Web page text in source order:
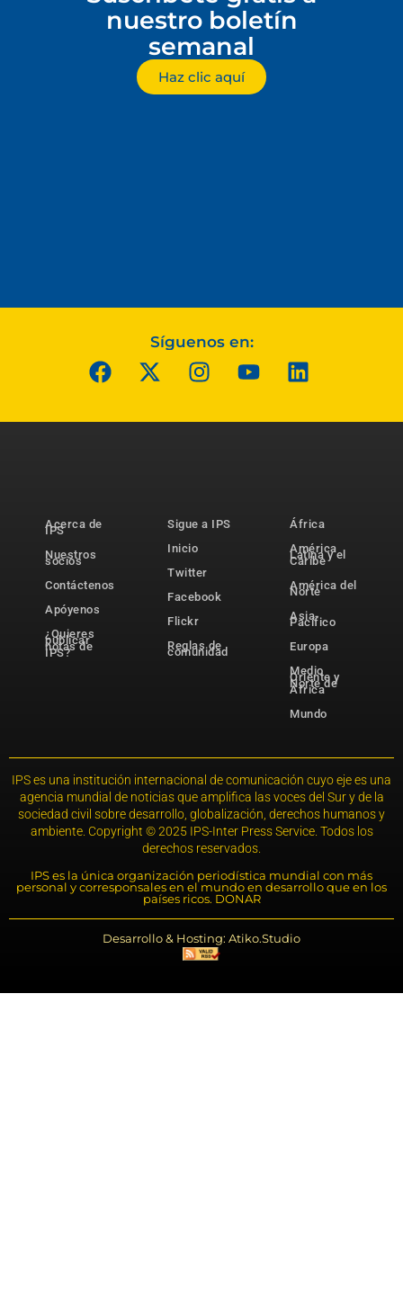
nuestro boletín
semanal
Haz clic aquí
Síguenos en:
Acerca de
IPS
Nuestros
socios
Contáctenos
Apóyenos
¿Quieres
publicar
notas de
IPS?
Sigue a IPS
Inicio
Twitter
Facebook
Flickr
Reglas de
comunidad
África
América
Latina y el
Caribe
América del
Norte
Asia-
Pacífico
Europa
Medio
Oriente y
Norte de
África
Mundo
IPS es una institución internacional de comunicación cuyo eje es una
agencia mundial de noticias que amplifica las voces del Sur y de la
sociedad civil sobre desarrollo, globalización, derechos humanos y
ambiente. Copyright © 2025 IPS-Inter Press Service. Todos los
derechos reservados.
IPS es la única organización periodística mundial con más
personal y corresponsales en el mundo en desarrollo que en los
países ricos. DONAR
Desarrollo & Hosting: Atiko.Studio